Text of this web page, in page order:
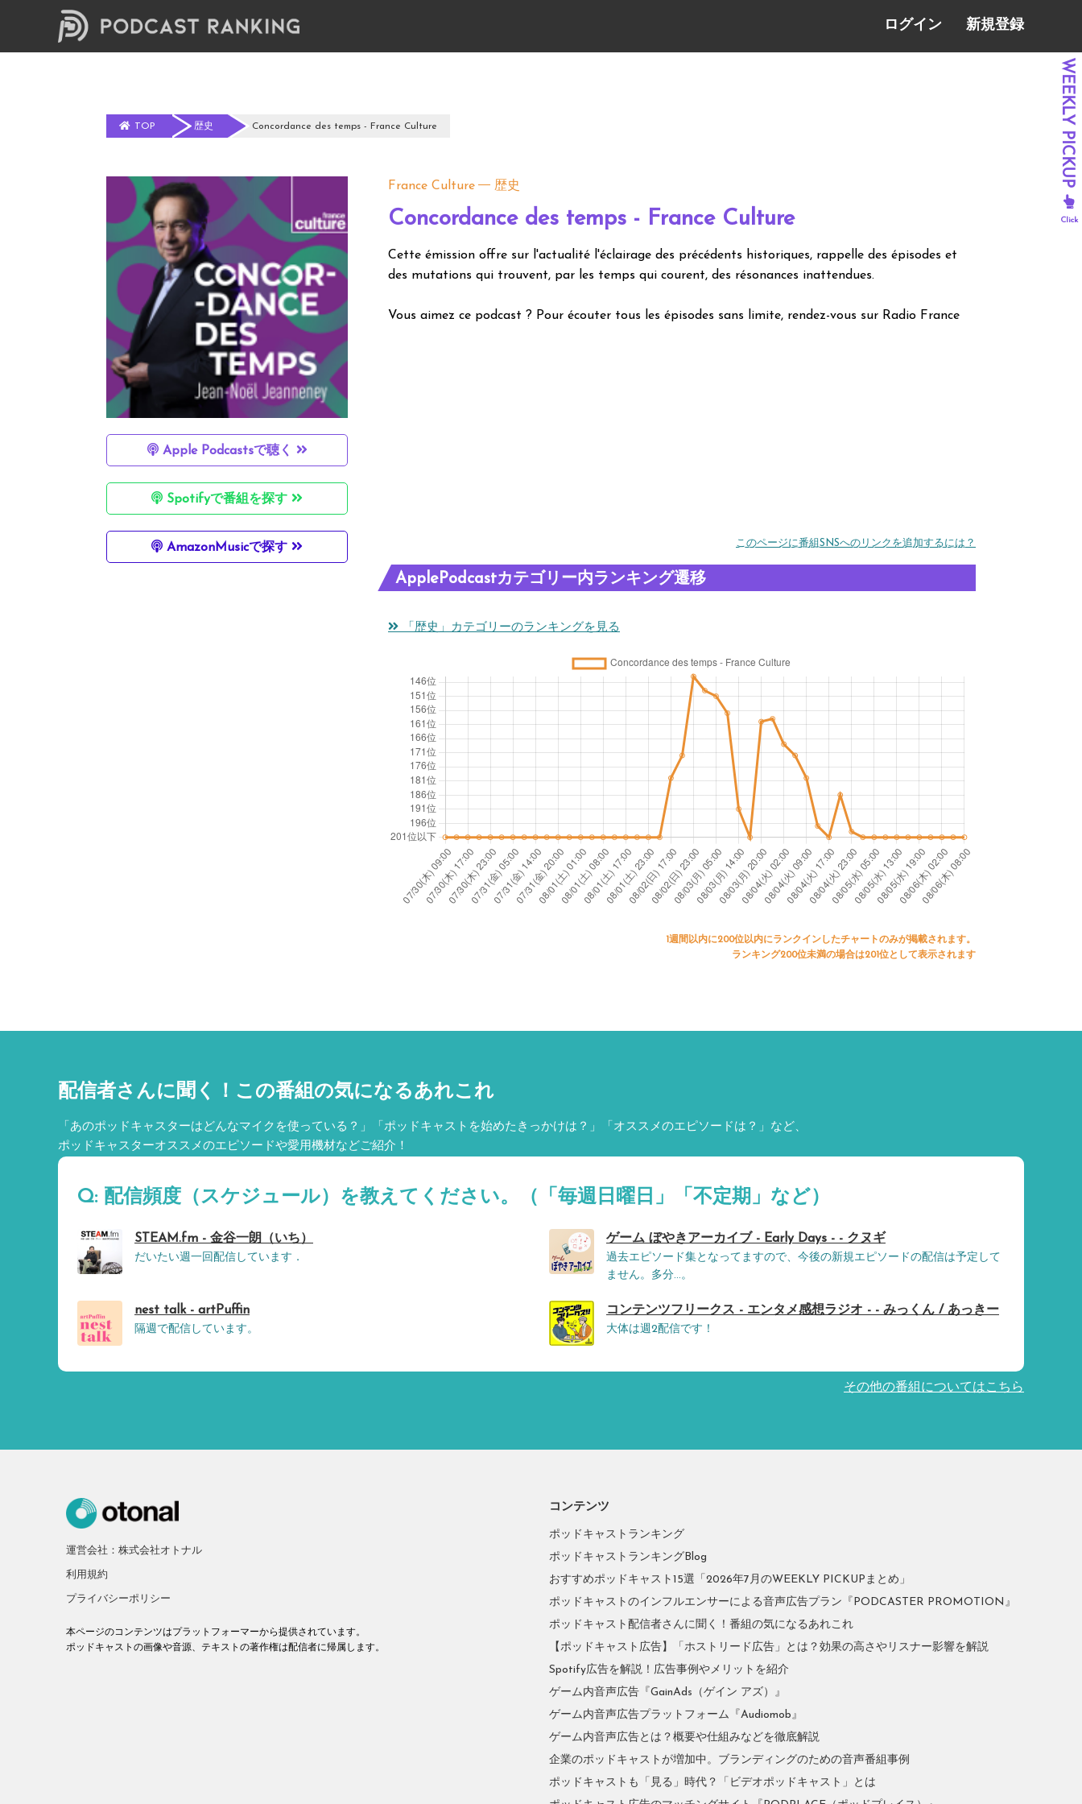
ログイン 新規登録
TOP 歴史 Concordance des temps - France Culture
Apple Podcastsで聴く
Spotifyで番組を探す
AmazonMusicで探す
France Culture 歴史
Concordance des temps - France Culture
Cette émission offre sur l'actualité l'éclairage des précédents historiques, rappelle des épisodes et
des mutations qui trouvent, par les temps qui courent, des résonances inattendues.
Vous aimez ce podcast ? Pour écouter tous les épisodes sans limite, rendez-vous sur Radio France
このページに番組SNSへのリンクを追加するには？
ApplePodcastカテゴリー内ランキング遷移
「歴史」カテゴリーのランキングを見る
1週間以内に200位以内にランクインしたチャートのみが掲載されます。
ランキング200位未満の場合は201位として表示されます
配信者さんに聞く！ この番組の気になるあれこれ
「あのポッドキャスターはどんなマイクを使っている？」「ポッドキャストを始めたきっかけは？」「オススメのエピソードは？」など、
ポッドキャスターオススメのエピソードや愛用機材などご紹介！
Q: 配信頻度（スケジュール）を教えてください。（「毎週日曜日」「不定期」など）
STEAM.fm - 金谷一朗（いち）
だいたい週一回配信しています．
ゲーム ぼやきアーカイブ - Early Days - - クヌギ
過去エピソード集となってますので、今後の新規エピソードの配信は予定して
ません。多分…。
nest talk - artPuffin
隔週で配信しています。
コンテンツフリークス - エンタメ感想ラジオ - - みっくん / あっきー
大体は週2配信です！
その他の番組についてはこちら
運営会社：株式会社オトナル
利用規約
プライバシーポリシー
本ページのコンテンツはプラットフォーマーから提供されています。
ポッドキャストの画像や音源、テキストの著作権は配信者に帰属します。
コンテンツ
ポッドキャストランキング
ポッドキャストランキングBlog
おすすめポッドキャスト15選「2026年7月のWEEKLY PICKUPまとめ」
ポッドキャストのインフルエンサーによる音声広告プラン『PODCASTER PROMOTION』
ポッドキャスト配信者さんに聞く！番組の気になるあれこれ
【ポッドキャスト広告】「ホストリード広告」とは？効果の高さやリスナー影響を解説
Spotify広告を解説！広告事例やメリットを紹介
ゲーム内音声広告『GainAds（ゲイン アズ）』
ゲーム内音声広告プラットフォーム『Audiomob』
ゲーム内音声広告とは？概要や仕組みなどを徹底解説
企業のポッドキャストが増加中。ブランディングのための音声番組事例
ポッドキャストも「見る」時代？「ビデオポッドキャスト」とは